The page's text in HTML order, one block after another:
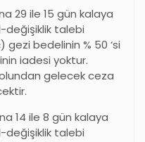
29 ile 15 gün kalaya
talebi
gezi bedelinin % 50 ‘si
iadesi yoktur.
gelecek ceza
14 ile 8 gün kalaya
talebi